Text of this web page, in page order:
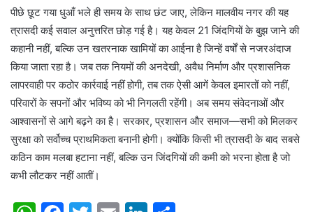
पीछे छूट गया धुआँ भले ही समय के साथ छंट जाए, लेकिन मालवीय नगर की यह
त्रासदी कई सवाल अनुत्तरित छोड़ गई है। यह केवल 21 जिंदगियों के बुझ जाने की
कहानी नहीं, बल्कि उन खतरनाक खामियों का आईना है जिन्हें वर्षों से नजरअंदाज
किया जाता रहा है। जब तक नियमों की अनदेखी, अवैध निर्माण और प्रशासनिक
लापरवाही पर कठोर कार्रवाई नहीं होगी, तब तक ऐसी आगें केवल इमारतों को नहीं,
परिवारों के सपनों और भविष्य को भी निगलती रहेंगी। अब समय संवेदनाओं और
आश्वासनों से आगे बढ़ने का है। सरकार, प्रशासन और समाज—सभी को मिलकर
सुरक्षा को सर्वोच्च प्राथमिकता बनानी होगी। क्योंकि किसी भी त्रासदी के बाद सबसे
कठिन काम मलबा हटाना नहीं, बल्कि उन जिंदगियों की कमी को भरना होता है जो
कभी लौटकर नहीं आतीं।